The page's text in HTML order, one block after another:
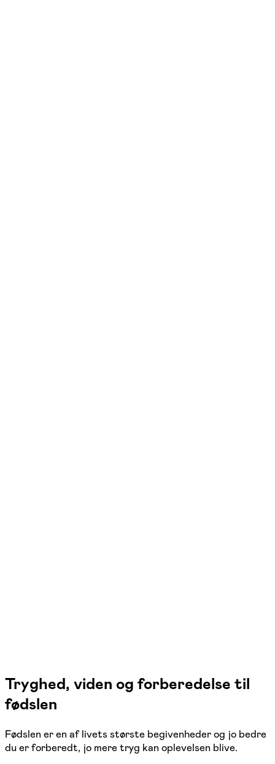
Tryghed, viden og forberedelse til
fødslen
Fødslen er en af livets største begivenheder og jo bedre
du er forberedt, jo mere tryg kan oplevelsen blive.